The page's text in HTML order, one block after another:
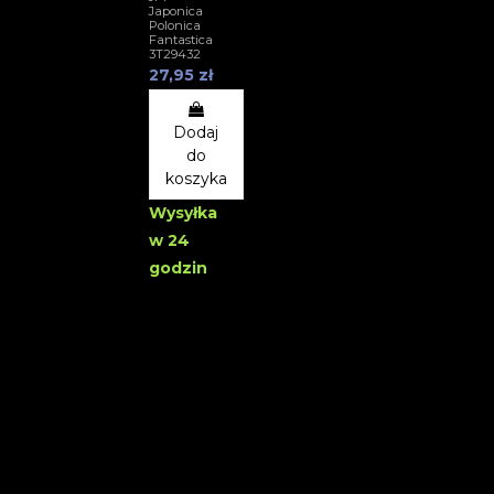
Japonica
Polonica
Fantastica
3T29432
27,95 zł
Dodaj
do
koszyka
Wysyłka
w 24
godzin